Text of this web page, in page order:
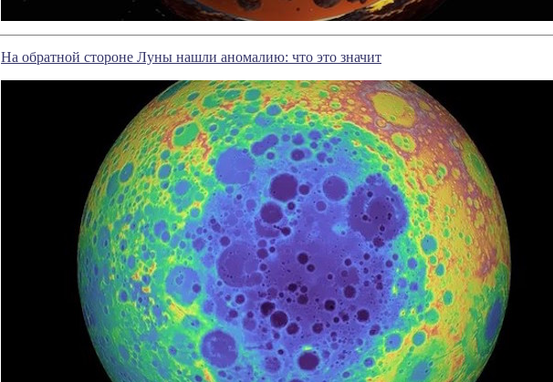
На обратной стороне Луны нашли аномалию: что это значит